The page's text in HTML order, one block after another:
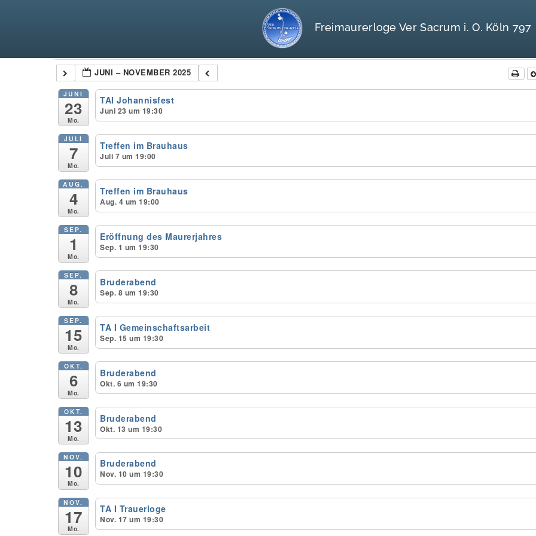
Freimaurerloge Ver Sacrum i. O. Köln 797
JUNI – NOVEMBER 2025
JUNI
23
Mo.
TAI Johannisfest
Juni 23 um 19:30
JULI
7
Mo.
Treffen im Brauhaus
Juli 7 um 19:00
AUG.
4
Mo.
Treffen im Brauhaus
Aug. 4 um 19:00
SEP.
1
Mo.
Eröffnung des Maurerjahres
Sep. 1 um 19:30
SEP.
8
Mo.
Bruderabend
Sep. 8 um 19:30
SEP.
15
Mo.
TA I Gemeinschaftsarbeit
Sep. 15 um 19:30
OKT.
6
Mo.
Bruderabend
Okt. 6 um 19:30
OKT.
13
Mo.
Bruderabend
Okt. 13 um 19:30
NOV.
10
Mo.
Bruderabend
Nov. 10 um 19:30
NOV.
17
Mo.
TA I Trauerloge
Nov. 17 um 19:30